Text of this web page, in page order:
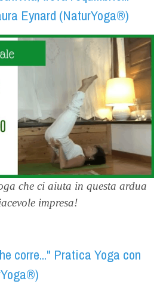
Eynard (NaturYoga®)
che ci aiuta in questa ardua
impresa!
corre..." Pratica Yoga con